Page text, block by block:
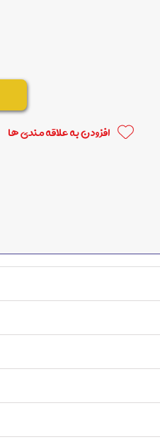
افزودن به علاقه مندی ها